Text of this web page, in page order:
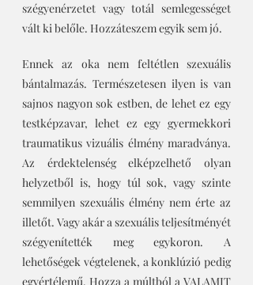
szégyenérzetet vagy totál semlegességet
vált ki belőle. Hozzáteszem egyik sem jó.
Ennek az oka nem feltétlen szexuális
bántalmazás. Természetesen ilyen is van
sajnos nagyon sok estben, de lehet ez egy
testképzavar, lehet ez egy gyermekkori
traumatikus vizuális élmény maradványa.
Az érdektelenség elképzelhető olyan
helyzetből is, hogy túl sok, vagy szinte
semmilyen szexuális élmény nem érte az
illetőt. Vagy akár a szexuális teljesítményét
szégyenítették meg egykoron. A
lehetőségek végtelenek, a konklúzió pedig
egyértélemű. Hozza a múltból a VALAMIT